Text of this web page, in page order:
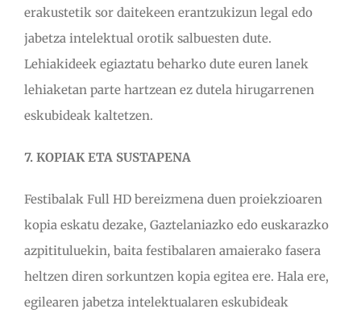
erakustetik sor daitekeen erantzukizun legal edo
jabetza intelektual orotik salbuesten dute.
Lehiakideek egiaztatu beharko dute euren lanek
lehiaketan parte hartzean ez dutela hirugarrenen
eskubideak kaltetzen.
7. KOPIAK ETA SUSTAPENA
Festibalak Full HD bereizmena duen proiekzioaren
kopia eskatu dezake, Gaztelaniazko edo euskarazko
azpitituluekin, baita festibalaren amaierako fasera
heltzen diren sorkuntzen kopia egitea ere. Hala ere,
egilearen jabetza intelektualaren eskubideak